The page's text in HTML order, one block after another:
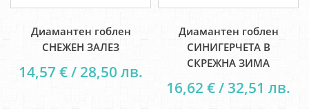
Диамантен гоблен
СНЕЖЕН ЗАЛЕЗ
14,57 € / 28,50 лв.
Диамантен гоблен
СИНИГЕРЧЕТА В
СКРЕЖНА ЗИМА
16,62 € / 32,51 лв.